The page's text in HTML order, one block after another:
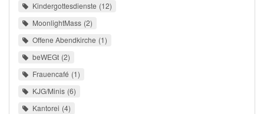
Kindergottesdienste 12
MoonlightMass 2
Offene Abendkirche 1
beWEGt 2
Frauencafé 1
KJG/Minis 6
Kantorei 4